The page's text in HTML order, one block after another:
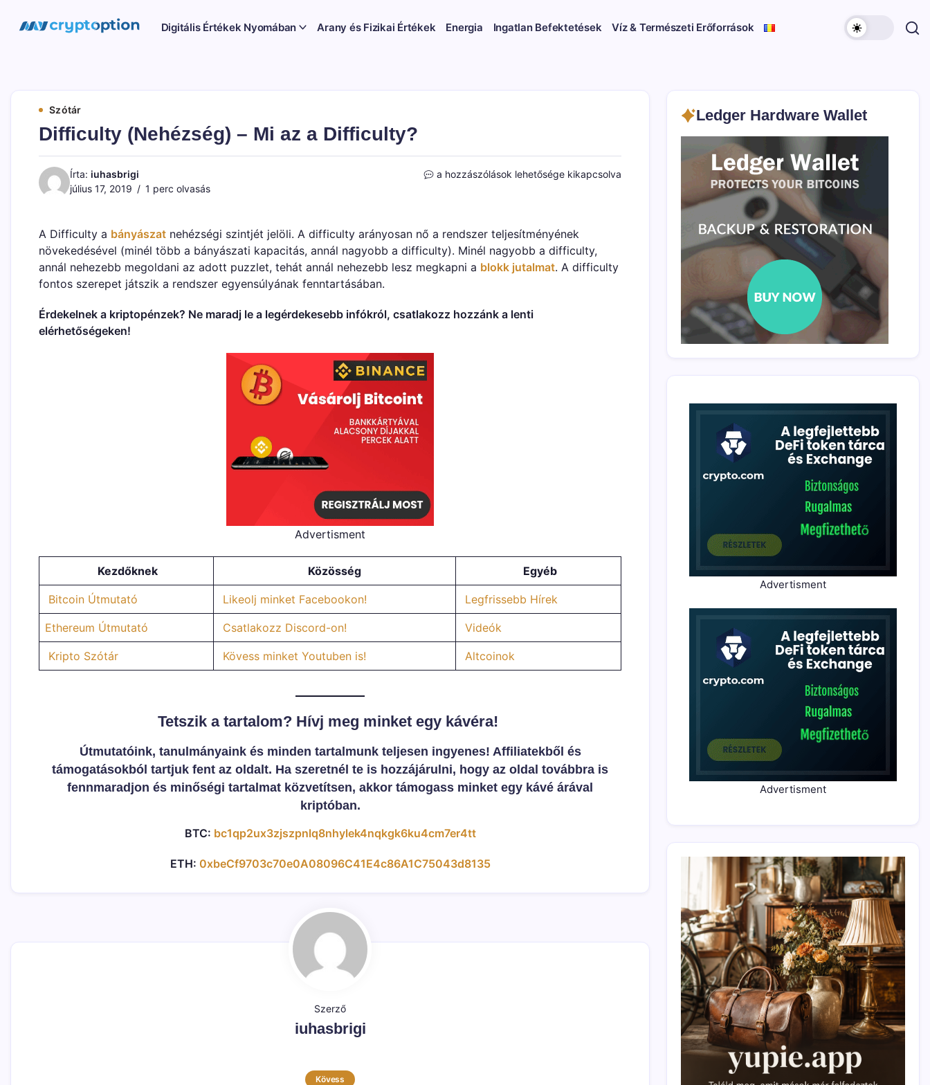
MyCryptOption
Digitális Értékek Nyomában Arany és Fizikai Értékek Energia Ingatlan Befektetések Víz & Természeti Erőforrások
Szótár
Difficulty (Nehézség) – Mi az a Difficulty?
Írta: iuhasbrigi
július 17, 2019
1 perc olvasás
Difficulty
az
a
Difficulty?
bejegyzéshez
a hozzászólások lehetősége kikapcsolva
A Difficulty a bányászat nehézségi szintjét jelöli. A difficulty arányosan nő a rendszer teljesítményének
növekedésével (minél több a bányászati kapacitás, annál nagyobb a difficulty). Minél nagyobb a difficulty,
annál nehezebb megoldani az adott puzzlet, tehát annál nehezebb lesz megkapni a blokk jutalmat. A difficulty
fontos szerepet játszik a rendszer egyensúlyának fenntartásában.
Érdekelnek a kriptopénzek? Ne maradj le a legérdekesebb infókról, csatlakozz hozzánk a lenti
elérhetőségeken!
Advertisment
Kezdőknek Közösség Egyéb
Bitcoin Útmutató Likeolj minket Facebookon! Legfrissebb Hírek
Ethereum Útmutató Csatlakozz Discord-on! Videók
Kripto Szótár Kövess minket Youtuben is! Altcoinok
Tetszik a tartalom? Hívj meg minket egy kávéra!
Útmutatóink, tanulmányaink és minden tartalmunk teljesen ingyenes! Affiliatekből és
támogatásokból tartjuk fent az oldalt. Ha szeretnél te is hozzájárulni, hogy az oldal továbbra is
fennmaradjon és minőségi tartalmat közvetítsen, akkor támogass minket egy kávé árával
kriptóban.
BTC: bc1qp2ux3zjszpnlq8nhylek4nqkgk6ku4cm7er4tt
ETH: 0xbeCf9703c70e0A08096C41E4c86A1C75043d8135
Szerző
iuhasbrigi
Kövess
Ledger Hardware Wallet
Advertisment
Advertisment